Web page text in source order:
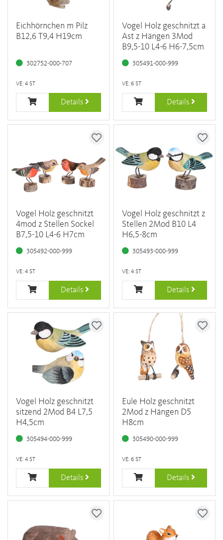
Eichhörnchen m Pilz
B12,6 T9,4 H19cm
302752-000-707
VE: 4 ST
Details
Vogel Holz geschnitzt a
Ast z Hängen 3Mod
B9,5-10 L4-6 H6-7,5cm
305491-000-999
VE: 6 ST
Details
Vogel Holz geschnitzt
4mod z Stellen Sockel
B7,5-10 L4-6 H7cm
305492-000-999
VE: 4 ST
Details
Vogel Holz geschnitzt z
Stellen 2Mod B10 L4
H6,5-8cm
305493-000-999
VE: 4 ST
Details
Vogel Holz geschnitzt
sitzend 2Mod B4 L7,5
H4,5cm
305494-000-999
VE: 4 ST
Details
Eule Holz geschnitzt
2Mod z Hängen D5
H8cm
305490-000-999
VE: 6 ST
Details